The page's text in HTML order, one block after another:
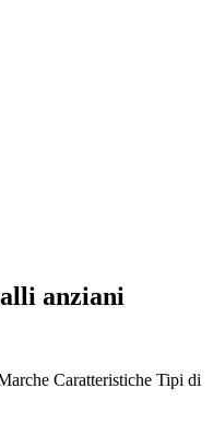
anziani
Caratteristiche Tipi di